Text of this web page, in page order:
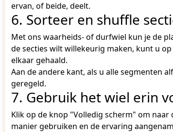
ervan, of beide, deelt.
6. Sorteer en shuffle
Met ons waarheids- of durfwiel kun je de
de secties wilt willekeurig maken, kunt u
elkaar gehaald.
Aan de andere kant, als u alle segmenten
geregeld.
7. Gebruik het wiel erin
Klik op de knop "Volledig scherm" om
manier gebruiken en de ervaring